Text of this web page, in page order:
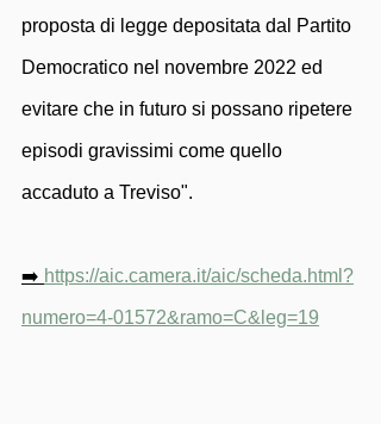
proposta di legge depositata dal Partito
Democratico nel novembre 2022 ed
evitare che in futuro si possano ripetere
episodi gravissimi come quello
accaduto a Treviso".
➡️ https://aic.camera.it/aic/scheda.html?
numero=4-01572&ramo=C&leg=19